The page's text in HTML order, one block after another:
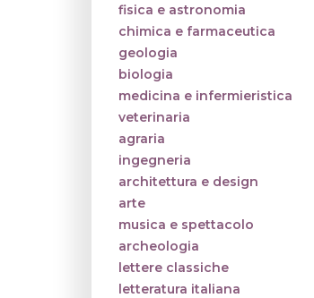
fisica e astronomia
chimica e farmaceutica
geologia
biologia
medicina e infermieristica
veterinaria
agraria
ingegneria
architettura e design
arte
musica e spettacolo
archeologia
lettere classiche
letteratura italiana